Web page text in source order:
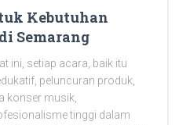
Kebutuhan
Semarang
ini, setiap acara, baik itu
peluncuran produk,
konser musik,
tinggi dalam